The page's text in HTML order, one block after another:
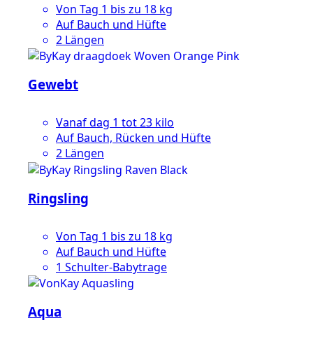
Von Tag 1 bis zu 18 kg
Auf Bauch und Hüfte
2 Längen
Gewebt
Vanaf dag 1 tot 23 kilo
Auf Bauch, Rücken und Hüfte
2 Längen
Ringsling
Von Tag 1 bis zu 18 kg
Auf Bauch und Hüfte
1 Schulter-Babytrage
Aqua